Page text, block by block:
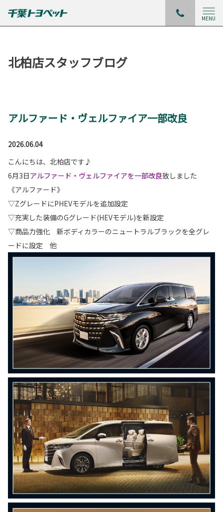
MENU
北柏店スタッフブログ
アルファード・ヴェルファイア一部改良
2026.06.04
こんにちは、北柏店です♪
6月3日アルファード・ヴェルファイアを一部改良致しました
《アルファード》
▽ZグレードにPHEVモデルを追加設定
▽充実した装備のGグレード(HEVモデル)を新設定
▽商品力強化 新ボディカラーのニュートラルブラックを全グレ
ードに設定 他